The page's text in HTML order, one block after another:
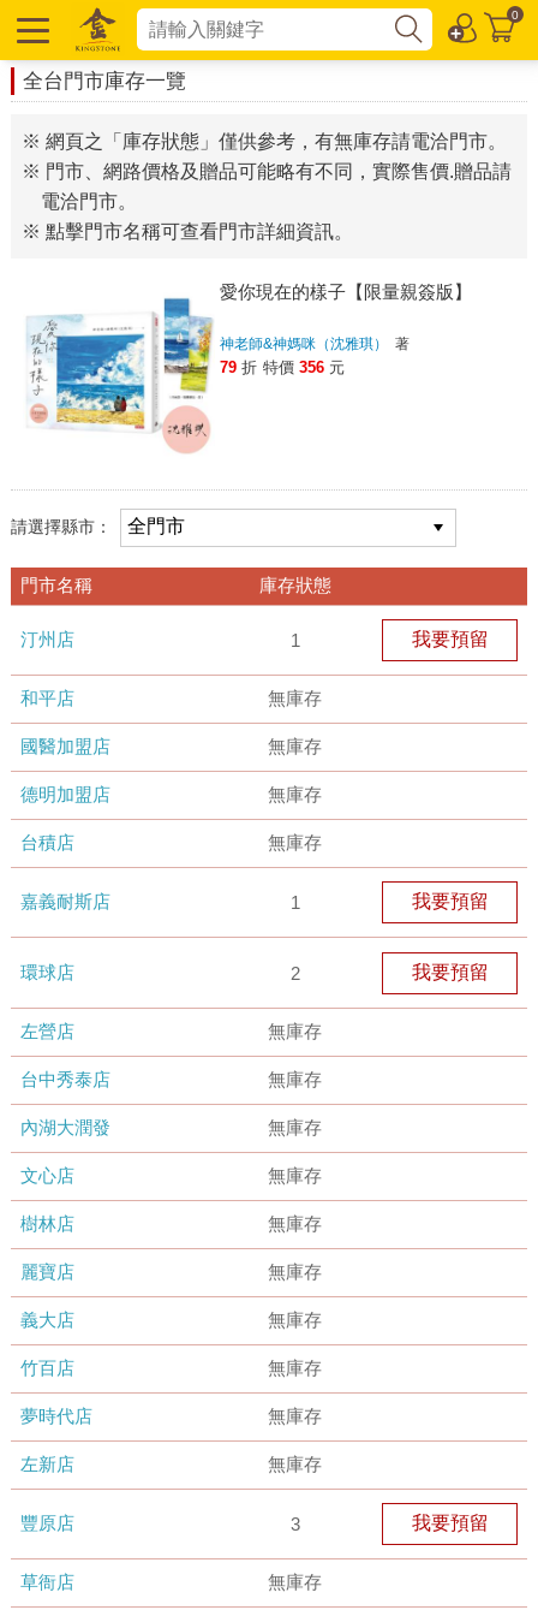
0
全台門市庫存一覽
※ 網頁之「庫存狀態」僅供參考，有無庫存請電洽門市。
※ 門市、網路價格及贈品可能略有不同，實際售價.贈品請
電洽門市。
※ 點擊門市名稱可查看門市詳細資訊。
愛你現在的樣子【限量親簽版】
神老師&神媽咪（沈雅琪） 著
79 折 特價 356 元
請選擇縣市：
門市名稱 庫存狀態
汀州店 1 我要預留
和平店 無庫存
國醫加盟店 無庫存
德明加盟店 無庫存
台積店 無庫存
嘉義耐斯店 1 我要預留
環球店 2 我要預留
左營店 無庫存
台中秀泰店 無庫存
內湖大潤發 無庫存
文心店 無庫存
樹林店 無庫存
麗寶店 無庫存
義大店 無庫存
竹百店 無庫存
夢時代店 無庫存
左新店 無庫存
豐原店 3 我要預留
草衙店 無庫存